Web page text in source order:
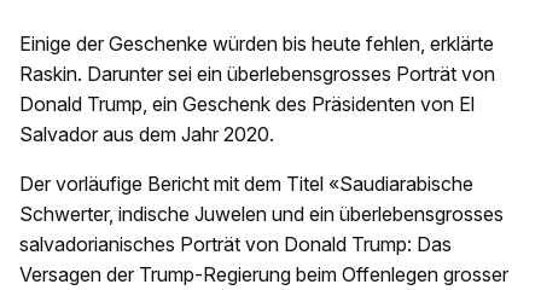
Einige der Geschenke würden bis heute fehlen, erklärte
Raskin. Darunter sei ein überlebensgrosses Porträt von
Donald Trump, ein Geschenk des Präsidenten von El
Salvador aus dem Jahr 2020.
Der vorläufige Bericht mit dem Titel «Saudiarabische
Schwerter, indische Juwelen und ein überlebensgrosses
salvadorianisches Porträt von Donald Trump: Das
Versagen der Trump-Regierung beim Offenlegen grosser